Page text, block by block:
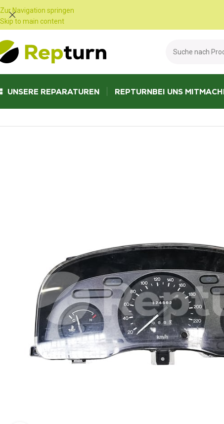
Zur Navigation springen
Skip to main content
UNSERE REPARATUREN REPTURNBEI UNS